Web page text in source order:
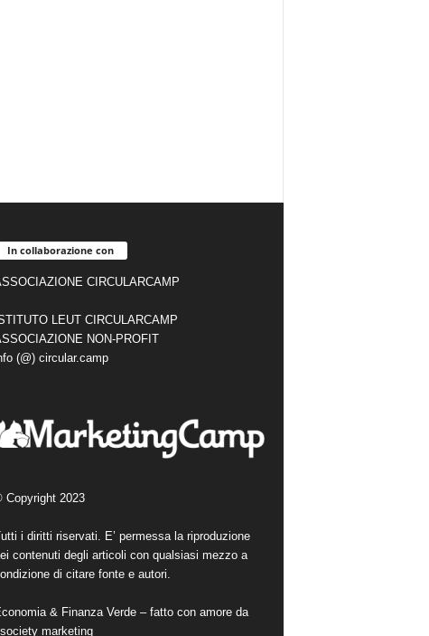
In collaborazione con
CIRCULARCAMP
LEUT CIRCULARCAMP
NON-PROFIT
(@) circular.camp
Copyright 2023
i diritti riservati. E’ permessa la riproduzione
contenuti degli articoli con qualsiasi mezzo a
di citare fonte e autori.
& Finanza Verde – fatto con amore da
marketing